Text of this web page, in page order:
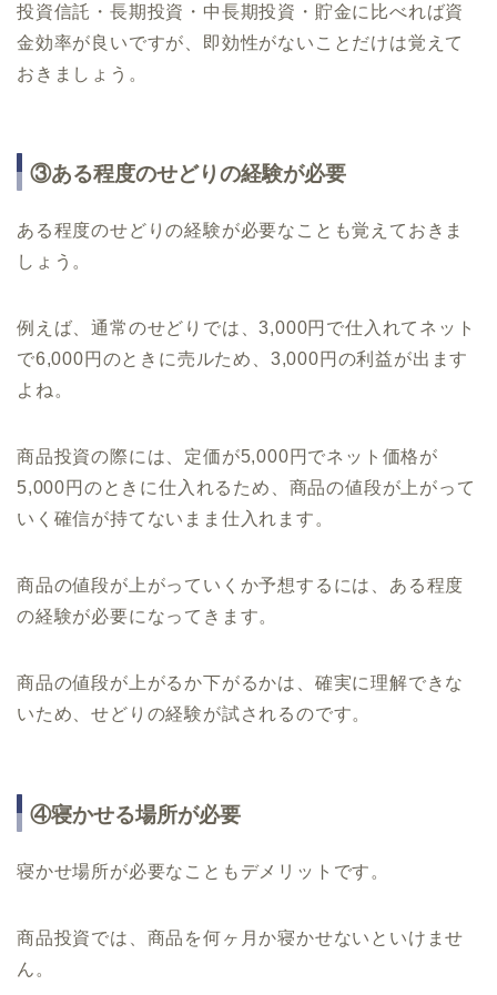
投資信託・長期投資・中長期投資・貯金に比べれば資
金効率が良いですが、即効性がないことだけは覚えて
おきましょう。
③ある程度のせどりの経験が必要
ある程度のせどりの経験が必要なことも覚えておきま
しょう。
例えば、通常のせどりでは、3,000円で仕入れてネット
で6,000円のときに売ルため、3,000円の利益が出ます
よね。
商品投資の際には、定価が5,000円でネット価格が
5,000円のときに仕入れるため、商品の値段が上がって
いく確信が持てないまま仕入れます。
商品の値段が上がっていくか予想するには、ある程度
の経験が必要になってきます。
商品の値段が上がるか下がるかは、確実に理解できな
いため、せどりの経験が試されるのです。
④寝かせる場所が必要
寝かせ場所が必要なこともデメリットです。
商品投資では、商品を何ヶ月か寝かせないといけませ
ん。